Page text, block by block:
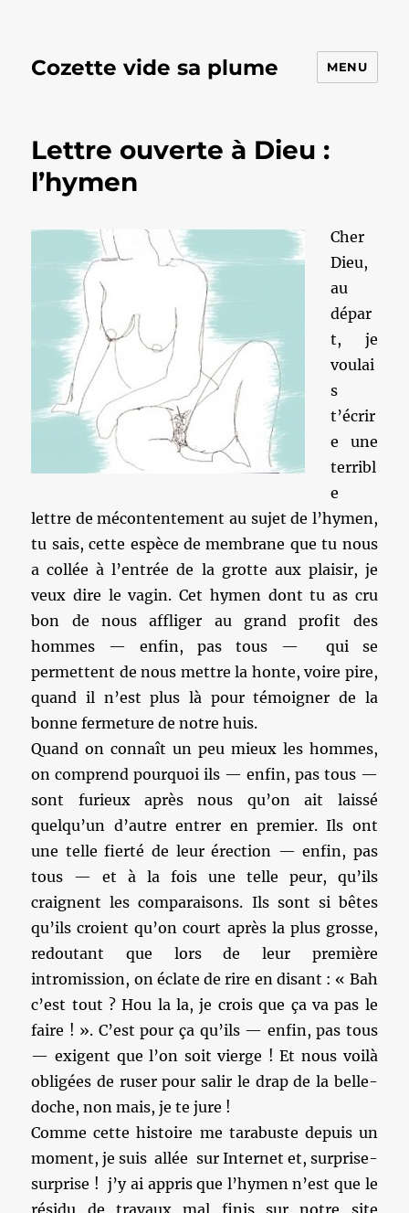
Cozette vide sa plume MENU
Lettre ouverte à Dieu :
l’hymen
Cher
Dieu,
au
dépar
t, je
voulai
s
t’écrir
e une
terribl
e
lettre de mécontentement au sujet de l’hymen,
tu sais, cette espèce de membrane que tu nous
a collée à l’entrée de la grotte aux plaisir, je
veux dire le vagin. Cet hymen dont tu as cru
bon de nous affliger au grand profit des
hommes — enfin, pas tous — qui se
permettent de nous mettre la honte, voire pire,
quand il n’est plus là pour témoigner de la
bonne fermeture de notre huis.
Quand on connaît un peu mieux les hommes,
on comprend pourquoi ils — enfin, pas tous —
sont furieux après nous qu’on ait laissé
quelqu’un d’autre entrer en premier. Ils ont
une telle fierté de leur érection — enfin, pas
tous — et à la fois une telle peur, qu’ils
craignent les comparaisons. Ils sont si bêtes
qu’ils croient qu’on court après la plus grosse,
redoutant que lors de leur première
intromission, on éclate de rire en disant : « Bah
c’est tout ? Hou la la, je crois que ça va pas le
faire ! ». C’est pour ça qu’ils — enfin, pas tous
— exigent que l’on soit vierge ! Et nous voilà
obligées de ruser pour salir le drap de la belle-
doche, non mais, je te jure !
Comme cette histoire me tarabuste depuis un
moment, je suis allée sur Internet et, surprise-
surprise ! j’y ai appris que l’hymen n’est que le
résidu de travaux mal finis sur notre site